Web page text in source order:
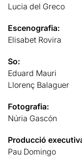
Lucia del Greco
Escenografia:
Elisabet Rovira
So:
Eduard Mauri
Llorenç Balaguer
Fotografia:
Núria Gascón
Producció
Pau Domingo